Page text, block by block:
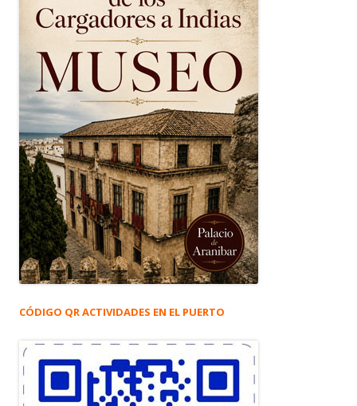
CÓDIGO QR ACTIVIDADES EN EL PUERTO